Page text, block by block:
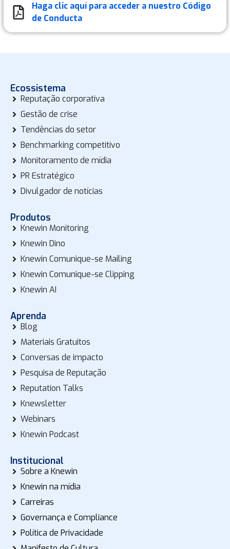
Haga clic aquí para acceder a nuestro Código
de Conducta
Ecossistema
Reputação corporativa
Gestão de crise
Tendências do setor
Benchmarking competitivo
Monitoramento de mídia
PR Estratégico
Divulgador de notícias
Produtos
Knewin Monitoring
Knewin Dino
Knewin Comunique-se Mailing
Knewin Comunique-se Clipping
Knewin AI
Aprenda
Blog
Materiais Gratuitos
Conversas de impacto
Pesquisa de Reputação
Reputation Talks
Knewsletter
Webinars
Knewin Podcast
Institucional
Sobre a Knewin
Knewin na mídia
Carreiras
Governança e Compliance
Política de Privacidade